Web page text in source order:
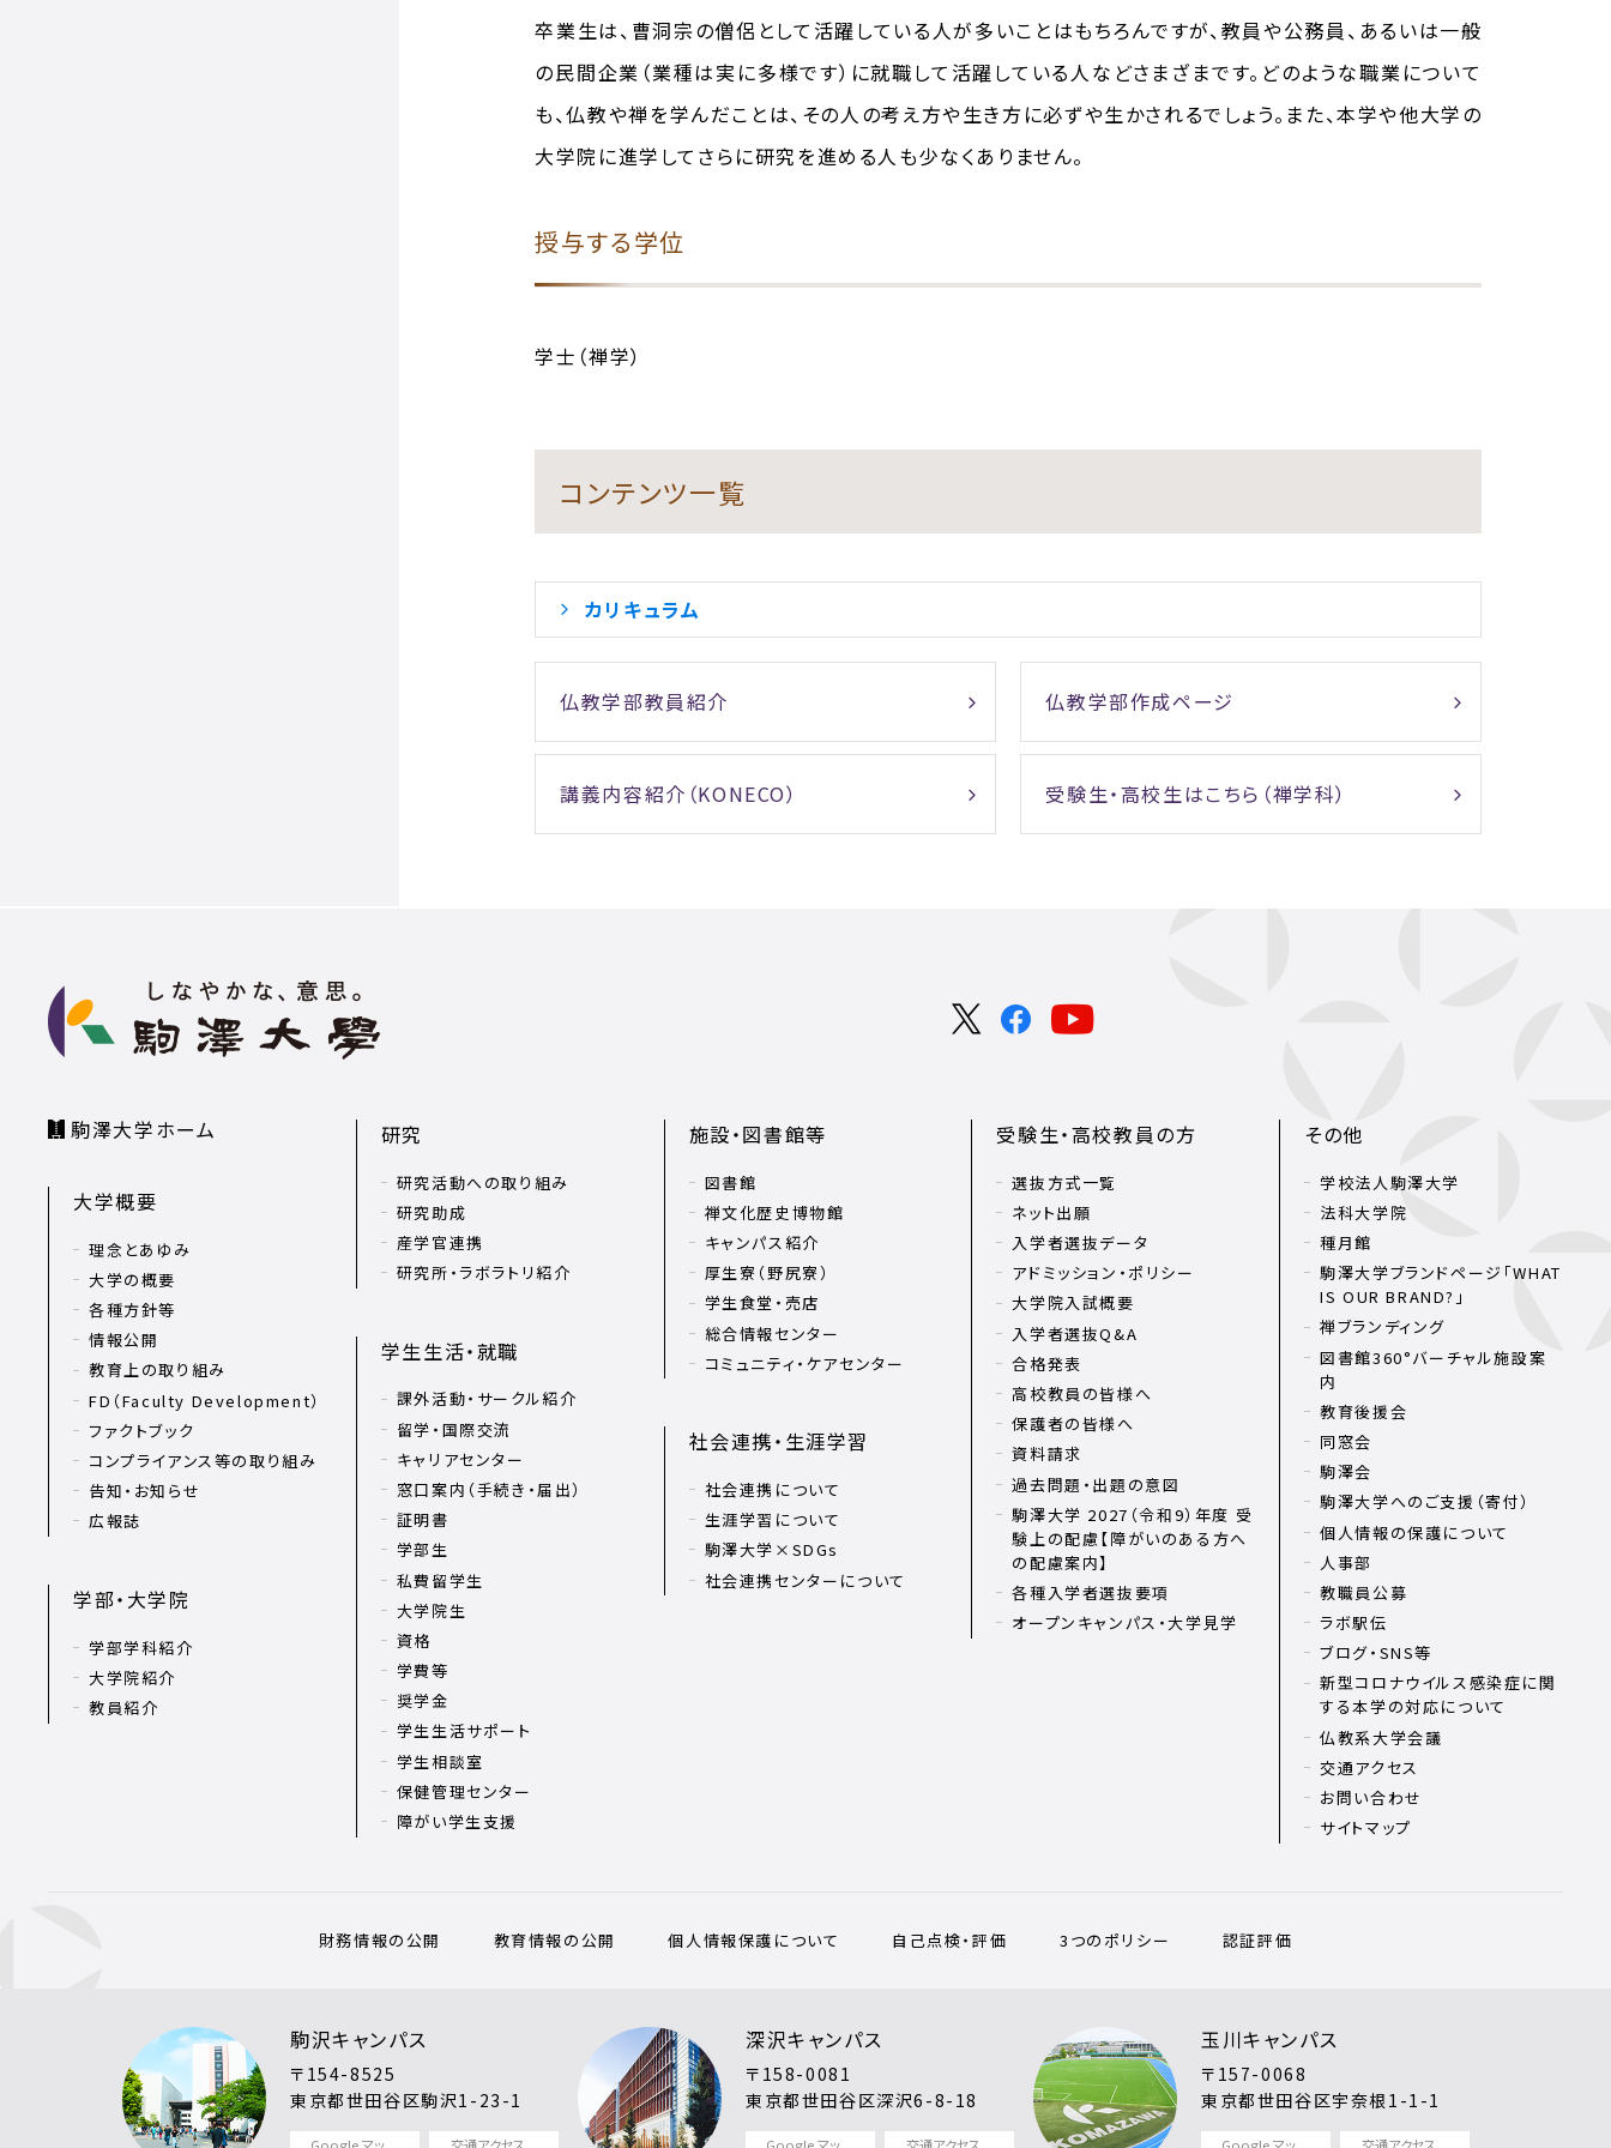
卒業生は、曹洞宗の僧侶として活躍している人が多いことはもちろんですが、教員や公務員、あるいは一般
の民間企業（業種は実に多様です）に就職して活躍している人などさまざまです。どのような職業について
も、仏教や禅を学んだことは、その人の考え方や生き方に必ずや生かされるでしょう。また、本学や他大学の
大学院に進学してさらに研究を進める人も少なくありません。
授与する学位
学士（禅学）
コンテンツ一覧
カリキュラム
仏教学部教員紹介 仏教学部作成ページ
講義内容紹介（KONECO） 受験生・高校生はこちら（禅学科）
駒澤大学ホーム
大学概要
理念とあゆみ
大学の概要
各種方針等
情報公開
教育上の取り組み
FD（Faculty Development）
ファクトブック
コンプライアンス等の取り組み
告知・お知らせ
広報誌
学部・大学院
学部学科紹介
大学院紹介
教員紹介
研究
研究活動への取り組み
研究助成
産学官連携
研究所・ラボラトリ紹介
学生生活・就職
課外活動・サークル紹介
留学・国際交流
キャリアセンター
窓口案内（手続き・届出）
証明書
学部生
私費留学生
大学院生
資格
学費等
奨学金
学生生活サポート
学生相談室
保健管理センター
障がい学生支援
施設・図書館等
図書館
禅文化歴史博物館
キャンパス紹介
厚生寮（野尻寮）
学生食堂・売店
総合情報センター
コミュニティ・ケアセンター
社会連携・生涯学習
社会連携について
生涯学習について
駒澤大学×SDGs
社会連携センターについて
受験生・高校教員の方
選抜方式一覧
ネット出願
入学者選抜データ
アドミッション・ポリシー
大学院入試概要
入学者選抜Q&A
合格発表
高校教員の皆様へ
保護者の皆様へ
資料請求
過去問題・出題の意図
駒澤大学 2027（令和9）年度 受
験上の配慮【障がいのある方へ
の配慮案内】
各種入学者選抜要項
オープンキャンパス・大学見学
その他
学校法人駒澤大学
法科大学院
種月館
駒澤大学ブランドページ「WHAT
IS OUR BRAND?」
禅ブランディング
図書館360°バーチャル施設案
内
教育後援会
同窓会
駒澤会
駒澤大学へのご支援（寄付）
個人情報の保護について
人事部
教職員公募
ラボ駅伝
ブログ・SNS等
新型コロナウイルス感染症に関
する本学の対応について
仏教系大学会議
交通アクセス
お問い合わせ
サイトマップ
財務情報の公開 教育情報の公開 個人情報保護について 自己点検・評価 3つのポリシー 認証評価
駒沢キャンパス
〒154-8525
東京都世田谷区駒沢1-23-1
深沢キャンパス
〒158-0081
東京都世田谷区深沢6-8-18
玉川キャンパス
〒157-0068
東京都世田谷区宇奈根1-1-1